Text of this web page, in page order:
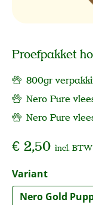
Proefpakket
800gr
Nero Pure
Nero Pure
€ 2,50 incl. BTW
Selecteer
Variant
Nero Gold